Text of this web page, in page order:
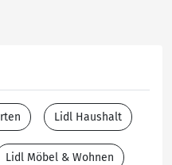
Lidl Haushalt
Lidl Möbel & Wohnen